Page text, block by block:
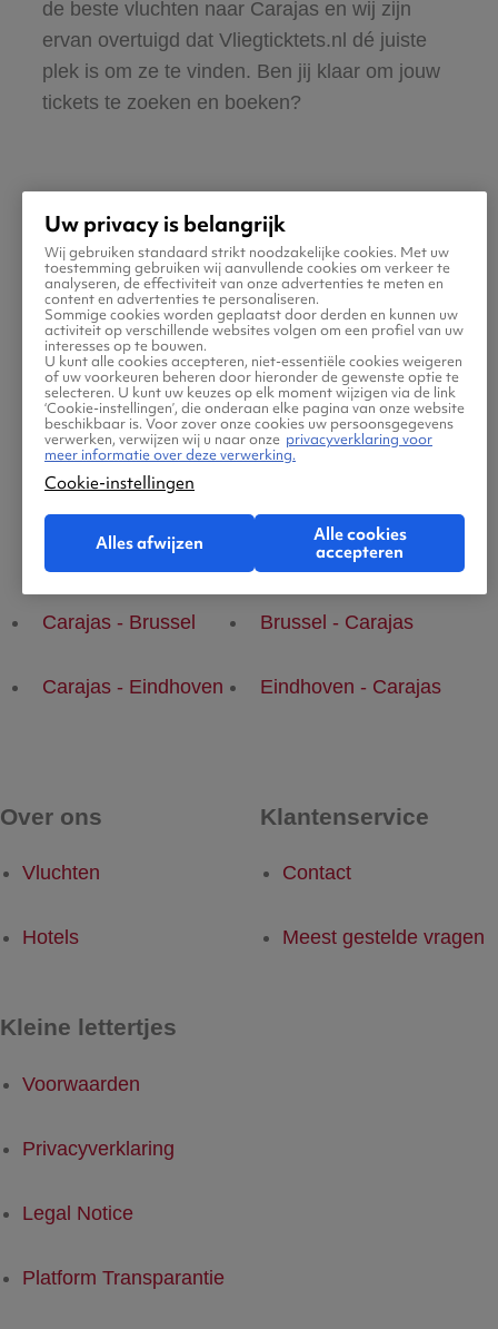
de beste vluchten naar Carajas en wij zijn
ervan overtuigd dat Vliegticktets.nl dé juiste
plek is om ze te vinden. Ben jij klaar om jouw
tickets te zoeken en boeken?
Praktische informatie voor
je vlucht naar Carajas
Populaire vluchten
Carajas - Brussel Brussel - Carajas
Carajas - Eindhoven Eindhoven - Carajas
Over ons
Vluchten
Hotels
Klantenservice
Contact
Meest gestelde vragen
Kleine lettertjes
Voorwaarden
Privacyverklaring
Legal Notice
Platform Transparantie
Uw privacy is belangrijk
Wij gebruiken standaard strikt noodzakelijke cookies. Met uw
toestemming gebruiken wij aanvullende cookies om verkeer te
analyseren, de effectiviteit van onze advertenties te meten en
content en advertenties te personaliseren.
Sommige cookies worden geplaatst door derden en kunnen uw
activiteit op verschillende websites volgen om een profiel van uw
interesses op te bouwen.
U kunt alle cookies accepteren, niet-essentiële cookies weigeren
of uw voorkeuren beheren door hieronder de gewenste optie te
selecteren. U kunt uw keuzes op elk moment wijzigen via de link
‘Cookie-instellingen’, die onderaan elke pagina van onze website
beschikbaar is. Voor zover onze cookies uw persoonsgegevens
verwerken, verwijzen wij u naar onze privacyverklaring voor
meer informatie over deze verwerking.
Cookie-instellingen
Alles afwijzen
Alle cookies
accepteren